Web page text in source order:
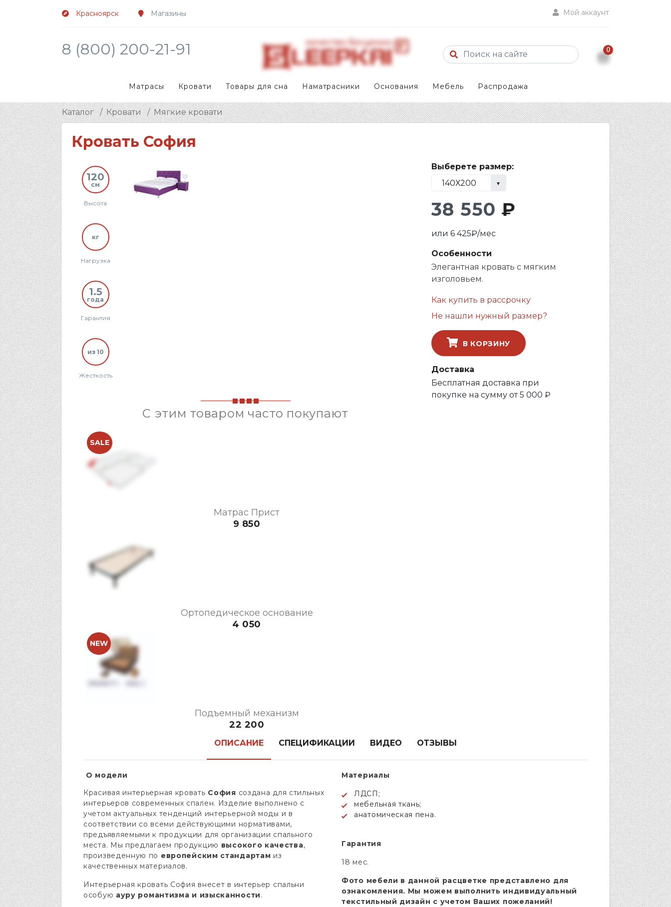
Красноярск Магазины Мой аккаунт
8 (800) 200-21-91 0
Матрасы Кровати Товары для сна Наматрасники Основания Мебель Распродажа
Каталог Кровати Мягкие кровати
Кровать София
120
см
Высота
кг
Нагрузка
1.5
года
Гарантия
из 10
Жесткость
С этим товаром часто покупают
SALE
Матрас Прист
9 850
Ортопедическое основание
4 050
NEW
Подъемный механизм
22 200
Выберете размер:
38 550 ₽
или6 425₽/мес
Особенности
Элегантная кровать с мягким
изголовьем.
Как купить в рассрочку
Не нашли нужный размер?
В КОРЗИНУ
Доставка
Бесплатная доставка при
покупке на сумму от 5 000 ₽
ОПИСАНИЕ СПЕЦИФИКАЦИИ ВИДЕО ОТЗЫВЫ
О модели
Красивая интерьерная кровать София создана для стильных
интерьеров современных спален. Изделие выполнено с
учетом актуальных тенденций интерьерной моды и в
соответствии со всеми действующими нормативами,
предъявляемыми к продукции для организации спального
места. Мы предлагаем продукцию высокого качества,
произведенную по европейским стандартам из
качественных материалов.
Интерьерная кровать София внесет в интерьер спальни
особую ауру романтизма и изысканности.
Материалы
ЛДСП;
мебельная ткань;
анатомическая пена.
Гарантия
18 мес.
Фото мебели в данной расцветке представлено для
ознакомления. Мы можем выполнить индивидуальный
текстильный дизайн с учетом Ваших пожеланий!